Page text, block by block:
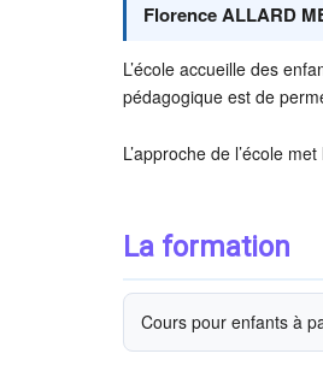
Florence ALLARD
L’école accueille des
pédagogique est de
L’approche de l’école
La formation
Cours pour enfants à